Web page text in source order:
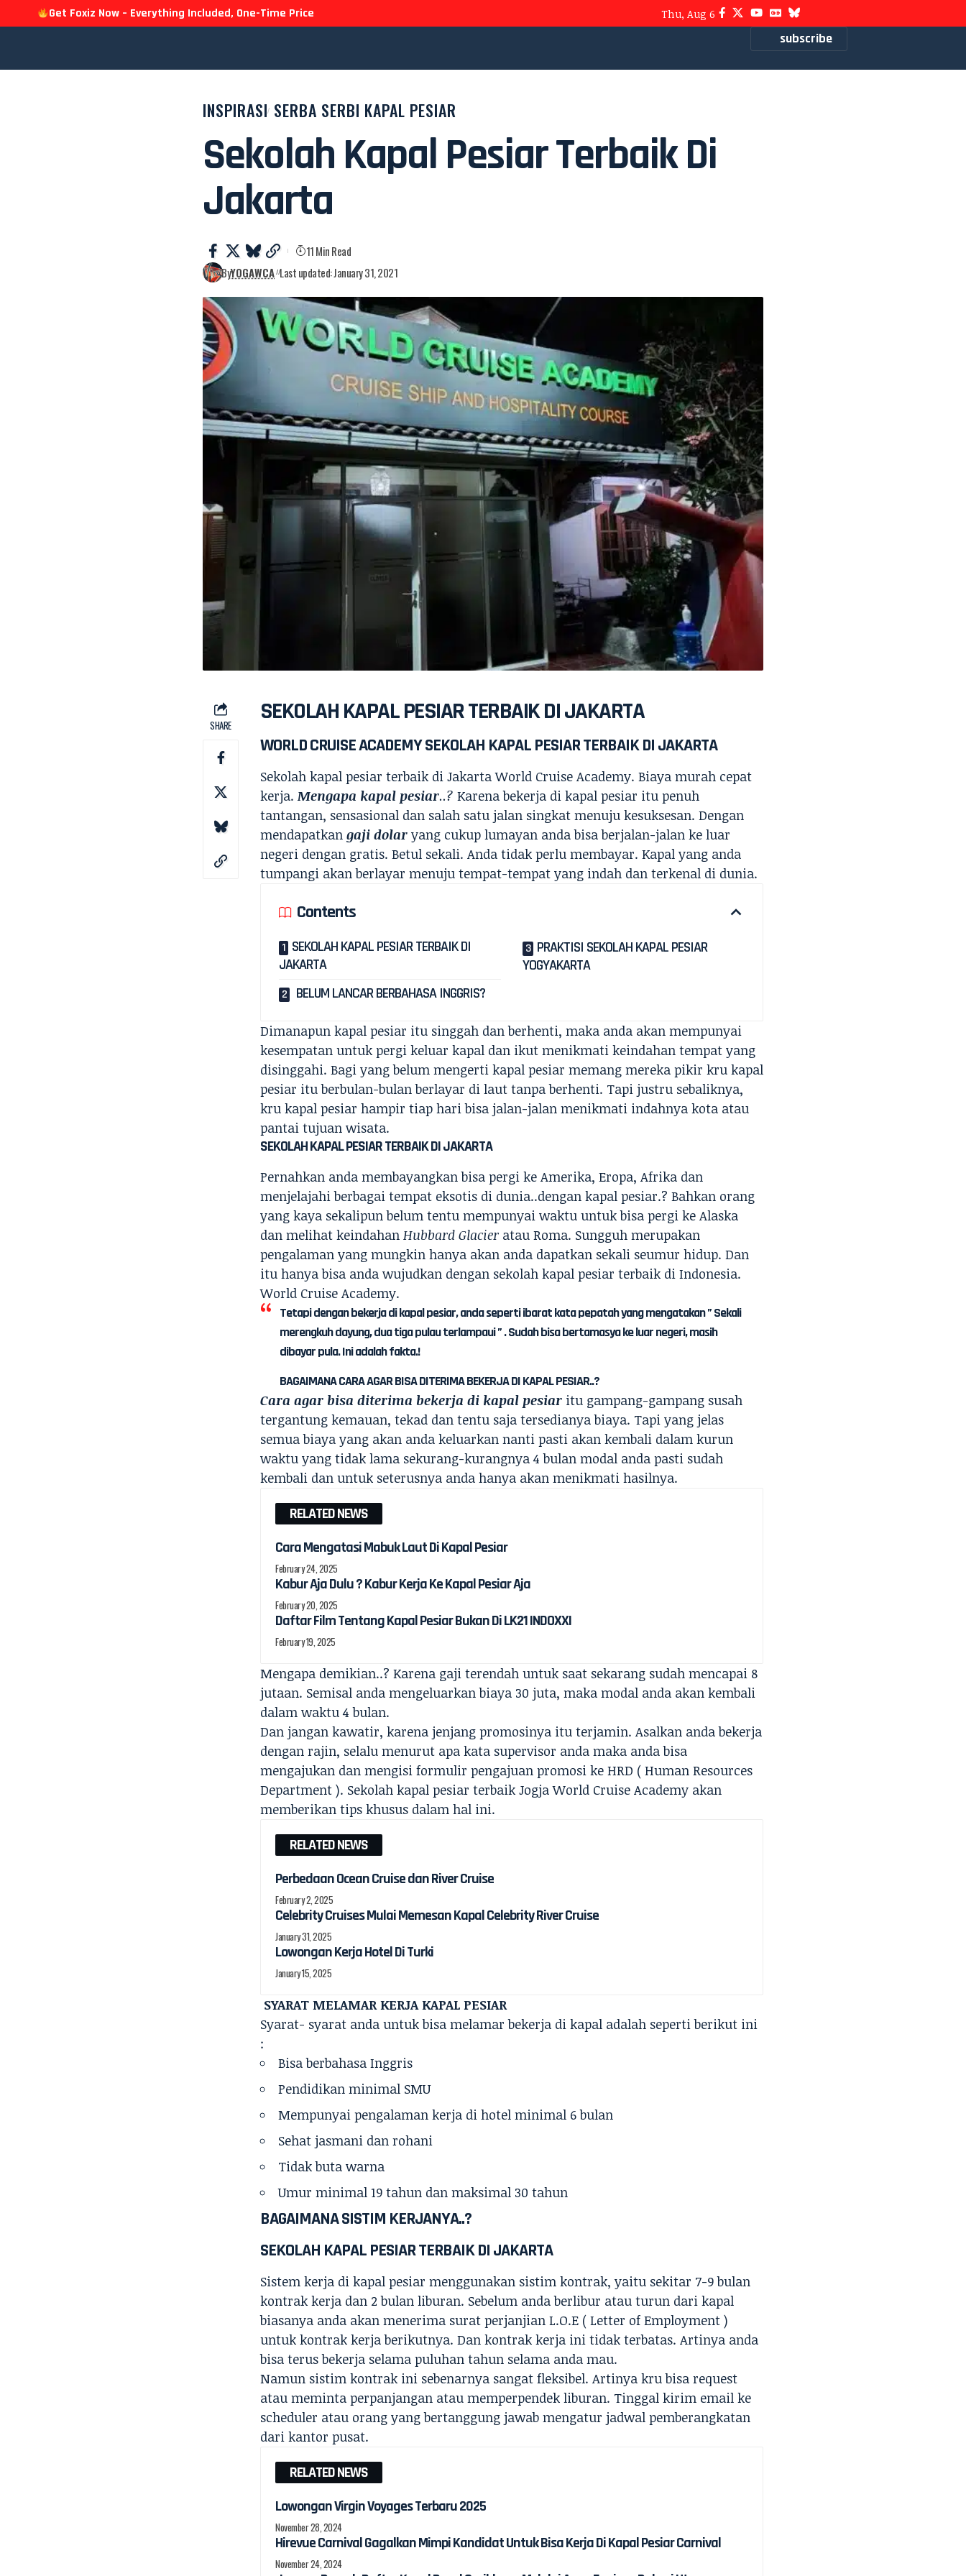
Get Foxiz Now – Everything Included, One-Time Price Thu, Aug 6
subscribe
INSPIRASI SERBA SERBI KAPAL PESIAR
Sekolah Kapal Pesiar Terbaik Di
Jakarta
ByYOGAWCA Last updated: January 31, 2021
11 Min Read
SHARE SEKOLAH KAPAL PESIAR TERBAIK DI JAKARTA
WORLD CRUISE ACADEMY SEKOLAH KAPAL PESIAR TERBAIK DI JAKARTA
Sekolah kapal pesiar terbaik di Jakarta World Cruise Academy. Biaya murah cepat
kerja. Mengapa kapal pesiar..? Karena bekerja di kapal pesiar itu penuh
tantangan, sensasional dan salah satu jalan singkat menuju kesuksesan. Dengan
mendapatkan gaji dolar yang cukup lumayan anda bisa berjalan-jalan ke luar
negeri dengan gratis. Betul sekali. Anda tidak perlu membayar. Kapal yang anda
tumpangi akan berlayar menuju tempat-tempat yang indah dan terkenal di dunia.
Contents
SEKOLAH KAPAL PESIAR TERBAIK DI
JAKARTA
BELUM LANCAR BERBAHASA INGGRIS?
PRAKTISI SEKOLAH KAPAL PESIAR
YOGYAKARTA
Dimanapun kapal pesiar itu singgah dan berhenti, maka anda akan mempunyai
kesempatan untuk pergi keluar kapal dan ikut menikmati keindahan tempat yang
disinggahi. Bagi yang belum mengerti kapal pesiar memang mereka pikir kru kapal
pesiar itu berbulan-bulan berlayar di laut tanpa berhenti. Tapi justru sebaliknya,
kru kapal pesiar hampir tiap hari bisa jalan-jalan menikmati indahnya kota atau
pantai tujuan wisata.
SEKOLAH KAPAL PESIAR TERBAIK DI JAKARTA
Pernahkan anda membayangkan bisa pergi ke Amerika, Eropa, Afrika dan
menjelajahi berbagai tempat eksotis di dunia..dengan kapal pesiar.? Bahkan orang
yang kaya sekalipun belum tentu mempunyai waktu untuk bisa pergi ke Alaska
dan melihat keindahan Hubbard Glacier atau Roma. Sungguh merupakan
pengalaman yang mungkin hanya akan anda dapatkan sekali seumur hidup. Dan
itu hanya bisa anda wujudkan dengan sekolah kapal pesiar terbaik di Indonesia.
World Cruise Academy.
Tetapi dengan bekerja di kapal pesiar, anda seperti ibarat kata pepatah yang mengatakan ” Sekali
merengkuh dayung, dua tiga pulau terlampaui ” . Sudah bisa bertamasya ke luar negeri, masih
dibayar pula. Ini adalah fakta.!
BAGAIMANA CARA AGAR BISA DITERIMA BEKERJA DI KAPAL PESIAR..?
Cara agar bisa diterima bekerja di kapal pesiar itu gampang-gampang susah
tergantung kemauan, tekad dan tentu saja tersedianya biaya. Tapi yang jelas
semua biaya yang akan anda keluarkan nanti pasti akan kembali dalam kurun
waktu yang tidak lama sekurang-kurangnya 4 bulan modal anda pasti sudah
kembali dan untuk seterusnya anda hanya akan menikmati hasilnya.
RELATED NEWS
Cara Mengatasi Mabuk Laut Di Kapal Pesiar
February 24, 2025
Kabur Aja Dulu ? Kabur Kerja Ke Kapal Pesiar Aja
February 20, 2025
Daftar Film Tentang Kapal Pesiar Bukan Di LK21 INDOXXI
February 19, 2025
Mengapa demikian..? Karena gaji terendah untuk saat sekarang sudah mencapai 8
jutaan. Semisal anda mengeluarkan biaya 30 juta, maka modal anda akan kembali
dalam waktu 4 bulan.
Dan jangan kawatir, karena jenjang promosinya itu terjamin. Asalkan anda bekerja
dengan rajin, selalu menurut apa kata supervisor anda maka anda bisa
mengajukan dan mengisi formulir pengajuan promosi ke HRD ( Human Resources
Department ). Sekolah kapal pesiar terbaik Jogja World Cruise Academy akan
memberikan tips khusus dalam hal ini.
RELATED NEWS
Perbedaan Ocean Cruise dan River Cruise
February 2, 2025
Celebrity Cruises Mulai Memesan Kapal Celebrity River Cruise
January 31, 2025
Lowongan Kerja Hotel Di Turki
January 15, 2025
SYARAT MELAMAR KERJA KAPAL PESIAR
Syarat- syarat anda untuk bisa melamar bekerja di kapal adalah seperti berikut ini
:
Bisa berbahasa Inggris
Pendidikan minimal SMU
Mempunyai pengalaman kerja di hotel minimal 6 bulan
Sehat jasmani dan rohani
Tidak buta warna
Umur minimal 19 tahun dan maksimal 30 tahun
BAGAIMANA SISTIM KERJANYA..?
SEKOLAH KAPAL PESIAR TERBAIK DI JAKARTA
Sistem kerja di kapal pesiar menggunakan sistim kontrak, yaitu sekitar 7-9 bulan
kontrak kerja dan 2 bulan liburan. Sebelum anda berlibur atau turun dari kapal
biasanya anda akan menerima surat perjanjian L.O.E ( Letter of Employment )
untuk kontrak kerja berikutnya. Dan kontrak kerja ini tidak terbatas. Artinya anda
bisa terus bekerja selama puluhan tahun selama anda mau.
Namun sistim kontrak ini sebenarnya sangat fleksibel. Artinya kru bisa request
atau meminta perpanjangan atau memperpendek liburan. Tinggal kirim email ke
scheduler atau orang yang bertanggung jawab mengatur jadwal pemberangkatan
dari kantor pusat.
RELATED NEWS
Lowongan Virgin Voyages Terbaru 2025
November 28, 2024
Hirevue Carnival Gagalkan Mimpi Kandidat Untuk Bisa Kerja Di Kapal Pesiar Carnival
November 24, 2024